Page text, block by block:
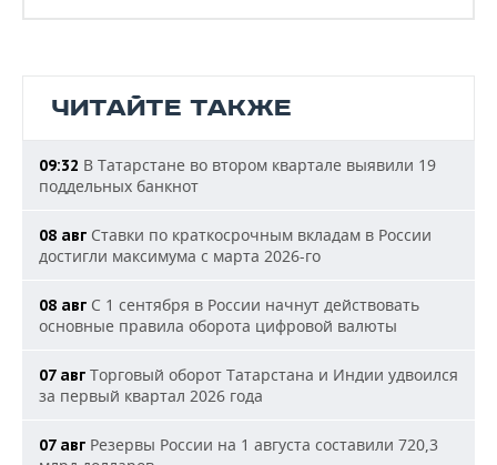
ЧИТАЙТЕ ТАКЖЕ
09:32 В Татарстане во втором квартале выявили 19
поддельных банкнот
08 авг Ставки по краткосрочным вкладам в России
достигли максимума с марта 2026-го
08 авг С 1 сентября в России начнут действовать
основные правила оборота цифровой валюты
07 авг Торговый оборот Татарстана и Индии удвоился
за первый квартал 2026 года
07 авг Резервы России на 1 августа составили 720,3